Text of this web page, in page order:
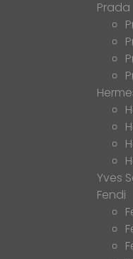
Prada
Yves
Fendi